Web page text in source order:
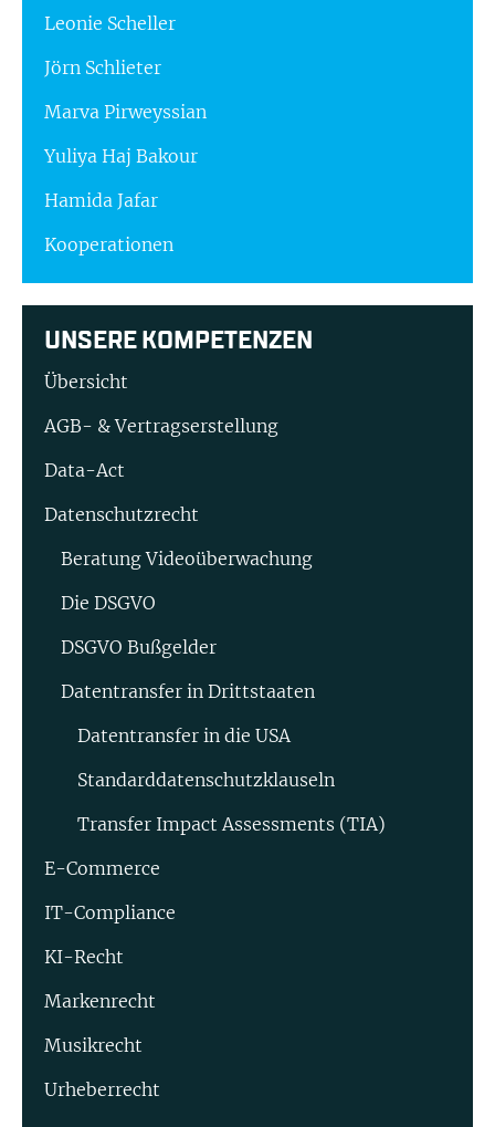
Leonie Scheller
Jörn Schlieter
Marva Pirweyssian
Yuliya Haj Bakour
Hamida Jafar
Kooperationen
UNSERE KOMPETENZEN
Übersicht
AGB- & Vertragserstellung
Data-Act
Datenschutzrecht
Beratung Video­überwachung
Die DSGVO
DSGVO Bußgelder
Datentransfer in Drittstaaten
Datentransfer in die USA
Standard­datenschutz­klauseln
Transfer Impact Assessments (TIA)
E-Commerce
IT-Compliance
KI-Recht
Markenrecht
Musikrecht
Urheberrecht